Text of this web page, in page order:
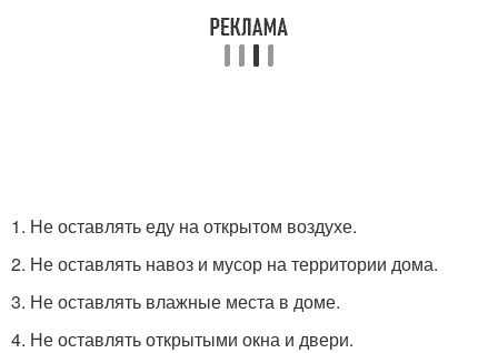
1. Не оставлять еду на открытом воздухе.
2. Не оставлять навоз и мусор на территории дома.
3. Не оставлять влажные места в доме.
4. Не оставлять открытыми окна и двери.